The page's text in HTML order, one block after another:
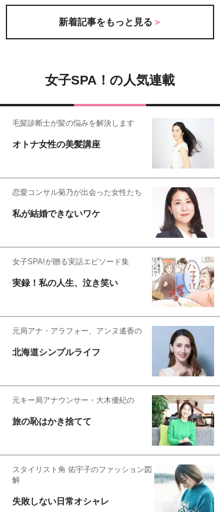
新着記事をもっと見る
女子SPA！の人気連載
毛髪診断士が髪の悩みを解決します
オトナ女性の美髪講座
恋愛コンサル菊乃が出会った女性たち
私が結婚できないワケ
女子SPA!が贈る実話エピソード集
実録！私の人生、泣き笑い
元局アナ・アラフォー、アンヌ遙香の
北海道シンプルライフ
元キー局アナウンサー・大木優紀の
旅の恥はかき捨てて
スタイリスト角 佑宇子のファッション図
解
失敗しない日常オシャレ